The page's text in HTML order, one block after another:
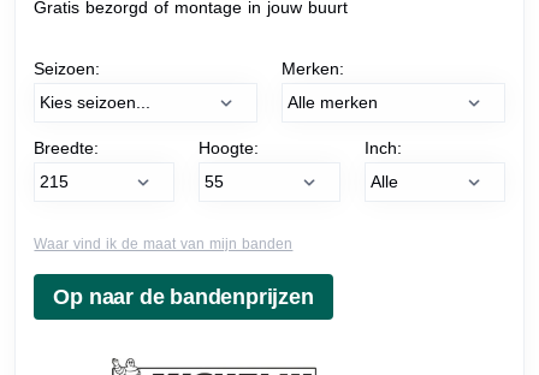
Gratis bezorgd of montage in jouw buurt
Seizoen: Merken:
Breedte: Hoogte: Inch:
Waar vind ik de maat van mijn banden